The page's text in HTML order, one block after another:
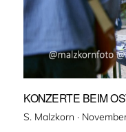
KONZERTE BEIM
S. Malzkorn ·